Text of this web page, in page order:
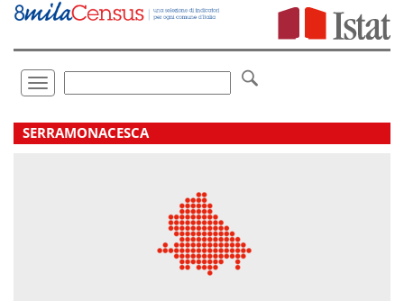
Vai
direttamente
Toggle
navigation
.
SERRAMONACESCA